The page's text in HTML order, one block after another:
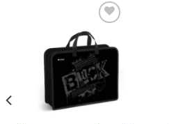
Добавить
в список
желаний